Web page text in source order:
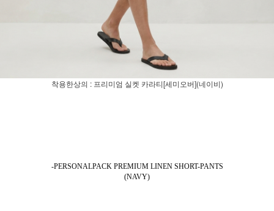
착용한상의 : 프리미엄 실켓 카라티[세미오버](네이비)
-PERSONALPACK PREMIUM LINEN SHORT-PANTS
(NAVY)